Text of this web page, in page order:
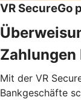
VR SecureGo
Zahlungen
Mit der VR
Bankgeschäfte